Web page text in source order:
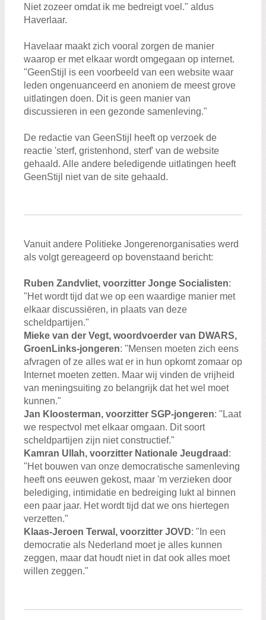
Niet zozeer omdat ik me bedreigt voel." aldus
Haverlaar.
Havelaar maakt zich vooral zorgen de manier
waarop er met elkaar wordt omgegaan op internet.
"GeenStijl is een voorbeeld van een website waar
leden ongenuanceerd en anoniem de meest grove
uitlatingen doen. Dit is geen manier van
discussieren in een gezonde samenleving."
De redactie van GeenStijl heeft op verzoek de
reactie 'sterf, gristenhond, sterf' van de website
gehaald. Alle andere beledigende uitlatingen heeft
GeenStijl niet van de site gehaald.
Vanuit andere Politieke Jongerenorganisaties werd
als volgt gereageerd op bovenstaand bericht:
Ruben Zandvliet, voorzitter Jonge Socialisten:
"Het wordt tijd dat we op een waardige manier met
elkaar discussiëren, in plaats van deze
scheldpartijen."
Mieke van der Vegt, woordvoerder van DWARS,
GroenLinks-jongeren: "Mensen moeten zich eens
afvragen of ze alles wat er in hun opkomt zomaar op
Internet moeten zetten. Maar wij vinden de vrijheid
van meningsuiting zo belangrijk dat het wel moet
kunnen."
Jan Kloosterman, voorzitter SGP-jongeren: "Laat
we respectvol met elkaar omgaan. Dit soort
scheldpartijen zijn niet constructief."
Kamran Ullah, voorzitter Nationale Jeugdraad :
"Het bouwen van onze democratische samenleving
heeft ons eeuwen gekost, maar 'm verzieken door
belediging, intimidatie en bedreiging lukt al binnen
een paar jaar. Het wordt tijd dat we ons hiertegen
verzetten."
Klaas-Jeroen Terwal, voorzitter JOVD: "In een
democratie als Nederland moet je alles kunnen
zeggen, maar dat houdt niet in dat ook alles moet
willen zeggen."